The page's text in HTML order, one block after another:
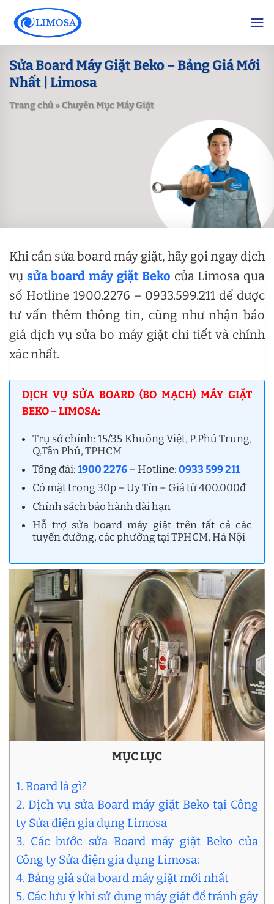
content
Sửa Board Máy Giặt Beko – Bảng Giá Mới
Nhất | Limosa
Trang chủ»Chuyên Mục Máy Giặt
Khi cần sửa board máy giặt, hãy gọi ngay dịch
vụ sửa board máy giặt Beko của Limosa qua
số Hotline 1900.2276 – 0933.599.211 để được
tư vấn thêm thông tin, cũng như nhận báo
giá dịch vụ sửa bo máy giặt chi tiết và chính
xác nhất.
DỊCH VỤ SỬA BOARD (BO MẠCH) MÁY GIẶT
BEKO – LIMOSA:
Trụ sở chính: 15/35 Khuông Việt, P.Phú Trung,
Q.Tân Phú, TPHCM
Tổng đài:1900 2276– Hotline:0933 599 211
Có mặt trong 30p – Uy Tín – Giá từ 400.000đ
Chính sách bảo hành dài hạn
Hỗ trợ sửa board máy giặt trên tất cả các
tuyến đường, các phường tại TPHCM, Hà Nội
MỤC LỤC
1. Board là gì?
2. Dịch vụ sửa Board máy giặt Beko tại Công
ty Sửa điện gia dụng Limosa
3. Các bước sửa Board máy giặt Beko của
Công ty Sửa điện gia dụng Limosa:
4. Bảng giá sửa board máy giặt mới nhất
5. Các lưu ý khi sử dụng máy giặt để tránh gây